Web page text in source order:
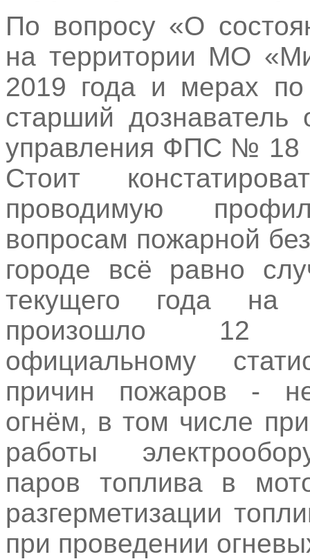
По вопросу «О
на территории МО
2019 года и мерах
старший
управления ФПС № 18
Стоит
проводимую
вопросам пожарной
городе всё равно
текущего года на
произошло 12
официальному
причин пожаров -
огнём, в том числе
работы
паров топлива в
разгерметизации
при проведении